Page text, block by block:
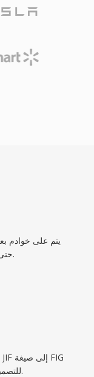
حتى الصور الكبيرة تُعالج بسرعة.
للتصميم الاحترافي والتطبيقات التقنية.